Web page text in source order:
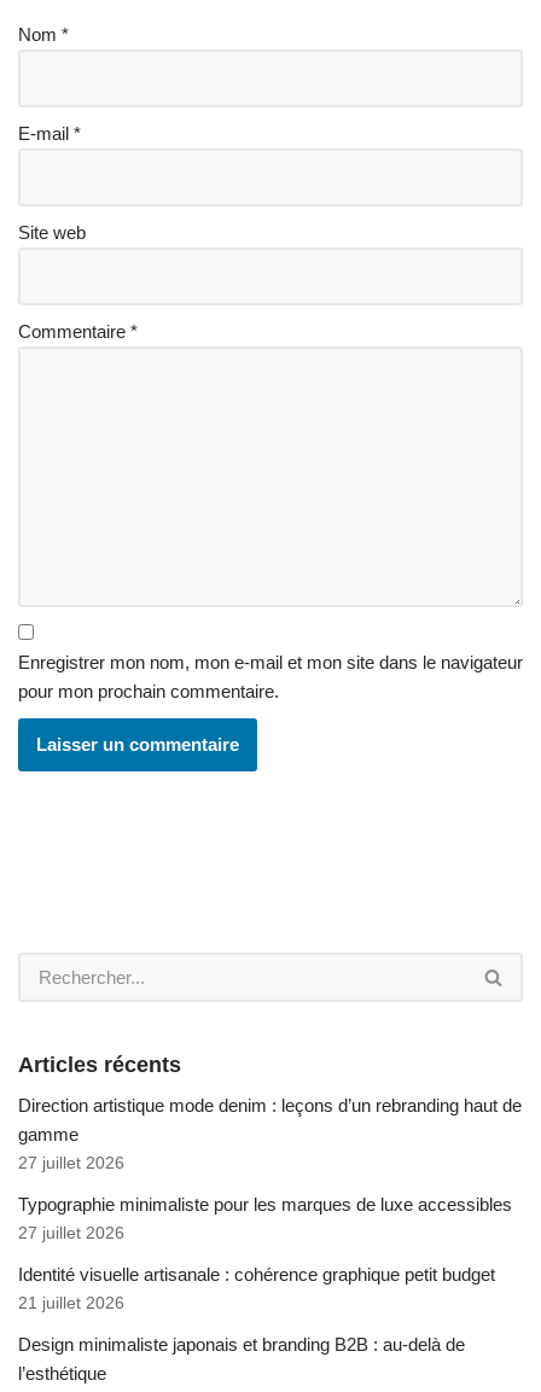
Nom *
E-mail *
Site web
Commentaire *
Enregistrer mon nom, mon e-mail et mon site dans le navigateur
pour mon prochain commentaire.
Articles récents
Direction artistique mode denim : leçons d’un rebranding haut de
gamme
27 juillet 2026
Typographie minimaliste pour les marques de luxe accessibles
27 juillet 2026
Identité visuelle artisanale : cohérence graphique petit budget
21 juillet 2026
Design minimaliste japonais et branding B2B : au-delà de
l’esthétique